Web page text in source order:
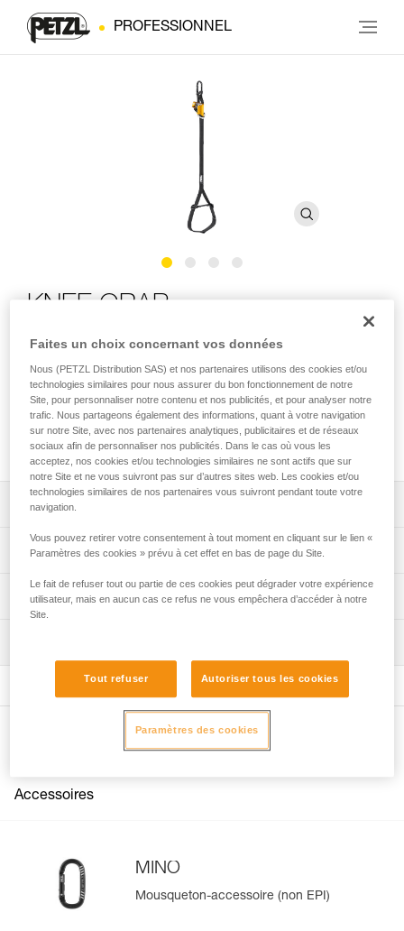
PROFESSIONNEL
KNEE GRAB
Le bloqueur de genou KNEE GRAB facilite vos ascensions
en technique SRS. Il complète le harnais SEQUOIA PLUS,
ou un autre harnais doté d'un système de fixation
compatible.
Descriptif
Compatible avec le harnais SEQUOIA PLUS et d'autres
harnais cuissards d'élagage équipés d'un système de
fixation compatible.
Composé d'un bloqueur PANTIN (droit) et d'une pédale
avec boucle de réglage pour un maintien optimal du pied.
haut de la chaussure, via un mousqueton-accessoire type
MINO (non fourni).
Ergonomie d'utilisation :
- réglage possible pour s'adapter à votre stature,
PANTIN, grâce au taquet d'ouverture.
Spécifications techniques
Poids: 110 g
Diamètre de corde min.: 7 mm
Compatibilité corde: semi-statique
Spécifications référence(s)
Référence : B022BA00
Informations techniques
Voir tous les contenus techniques
Gérer et inspecter facilement votre EPI
Autres produits
Accessoires
MINO
Mousqueton-accessoire (non EPI)
Faites un choix concernant vos données
Nous (PETZL Distribution SAS) et nos partenaires utilisons des cookies et/ou
technologies similaires pour nous assurer du bon fonctionnement de notre
Site, pour personnaliser notre contenu et nos publicités, et pour analyser notre
trafic. Nous partageons également des informations, quant à votre navigation
sur notre Site, avec nos partenaires analytiques, publicitaires et de réseaux
sociaux afin de personnaliser nos publicités. Dans le cas où vous les
acceptez, nos cookies et/ou technologies similaires ne sont actifs que sur
notre Site et ne vous suivront pas sur d’autres sites web. Les cookies et/ou
technologies similaires de nos partenaires vous suivront pendant toute votre
navigation.
Vous pouvez retirer votre consentement à tout moment en cliquant sur le lien «
Paramètres des cookies » prévu à cet effet en bas de page du Site.
Le fait de refuser tout ou partie de ces cookies peut dégrader votre expérience
utilisateur, mais en aucun cas ce refus ne vous empêchera d’accéder à notre
Site.
Tout refuser Autoriser tous les cookies
Paramètres des cookies